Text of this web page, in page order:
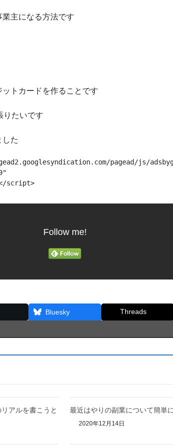
主になる方法です
トカードを作ることです
りたいです
した
pagead/js/
script>
Follow me!
Bluesky Threads
アルを書こうと
最近はやりの副業について簡単
2020年12月14日